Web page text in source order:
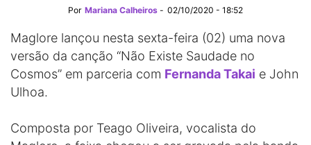
Por Mariana Calheiros - 02/10/2020 - 18:52
Maglore lançou nesta sexta-feira (02) uma nova
versão da canção “Não Existe Saudade no
Cosmos” em parceria com Fernanda Takai e John
Ulhoa.
Composta por Teago Oliveira, vocalista do